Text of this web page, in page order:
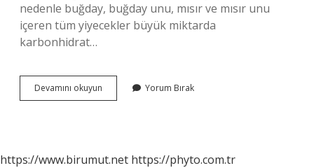
nedenle buğday, buğday unu, mısır ve mısır unu
içeren tüm yiyecekler büyük miktarda
karbonhidrat…
Devamını okuyun
Kuruyemişlerde
Yorum Bırak
https://www.birumut.net https://phyto.com.tr